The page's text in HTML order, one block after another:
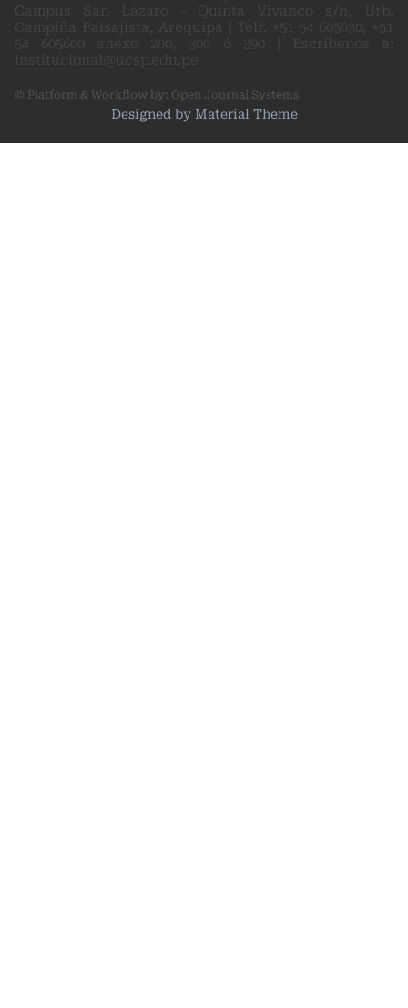
© Platform & Workflow by: Open Journal Systems
Designed by Material Theme